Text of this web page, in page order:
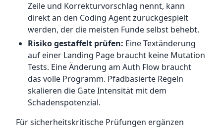
Zeile und Korrekturvorschlag nennt, kann
direkt an den Coding Agent zurückgespielt
werden, der die meisten Funde selbst behebt.
Risiko gestaffelt prüfen: Eine Textänderung
auf einer Landing Page braucht keine Mutation
Tests. Eine Änderung am Auth Flow braucht
das volle Programm. Pfadbasierte Regeln
skalieren die Gate Intensität mit dem
Schadenspotenzial.
Für sicherheitskritische Prüfungen ergänzen